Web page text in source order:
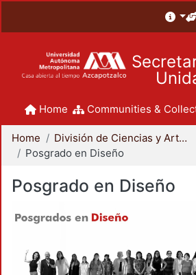
Home Communities &
Home
División de Ciencias y Artes para el Diseño
Posgrado en Diseño
Posgrado en Diseño